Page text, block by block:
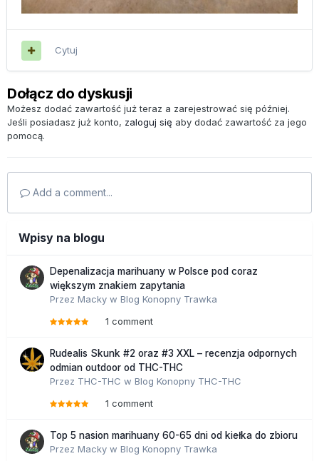
Cytuj
Dołącz do dyskusji
Możesz dodać zawartość już teraz a zarejestrować się później.
Jeśli posiadasz już konto, zaloguj się aby dodać zawartość za jego
pomocą.
Add a comment...
Wpisy na blogu
Depenalizacja marihuany w Polsce pod coraz
większym znakiem zapytania
Przez Macky w Blog Konopny Trawka
1 comment
Rudealis Skunk #2 oraz #3 XXL – recenzja odpornych
odmian outdoor od THC-THC
Przez THC-THC w Blog Konopny THC-THC
1 comment
Top 5 nasion marihuany 60-65 dni od kiełka do zbioru
Przez Macky w Blog Konopny Trawka